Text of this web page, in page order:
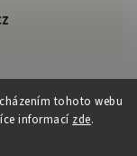
tohoto webu
informací zde.
práva vyhrazena.